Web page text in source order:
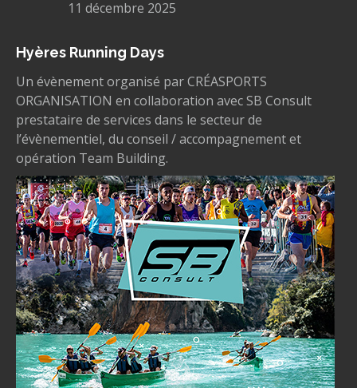
11 décembre 2025
Hyères Running Days
Un évènement organisé par CRÉASPORTS
ORGANISATION en collaboration avec SB Consult
prestataire de services dans le secteur de
l’évènementiel, du conseil / accompagnement et
opération Team Building.